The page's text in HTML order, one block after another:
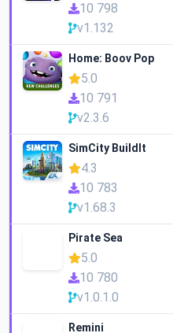
10 798
v1.132
Home: Boov Pop
5.0
10 791
v2.3.6
SimCity BuildIt
4.3
10 783
v1.68.3
Pirate Sea
5.0
10 780
v1.0.1.0
Remini